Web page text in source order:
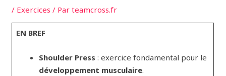
/ Exercices / Parteamcross.fr
EN BREF
Shoulder Press : exercice fondamental pour le
développement musculaire.